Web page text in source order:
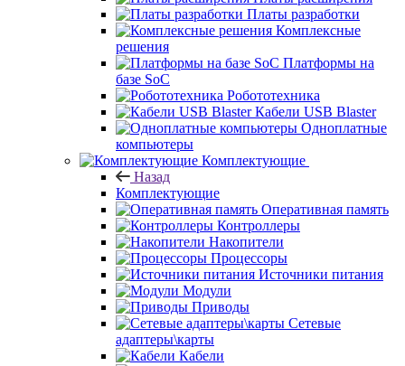
Платы разработки
Комплексные
решения
Платформы на
базе SoC
Робототехника
Кабели USB Blaster
Одноплатные
компьютеры
Комплектующие
Назад
Комплектующие
Оперативная память
Контроллеры
Накопители
Процессоры
Источники питания
Модули
Приводы
Сетевые
адаптеры\карты
Кабели